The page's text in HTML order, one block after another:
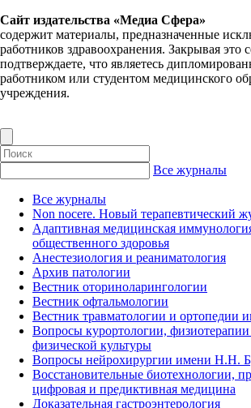
Сайт издательства «Медиа Сфера»
содержит материалы, предназначенные
работников здравоохранения. Закрывая
подтверждаете, что являетесь
работником или студентом медицинского
учреждения.
Все журналы
Все журналы
Non nocere. Новый терапевтический
Адаптивная медицинская
общественного здоровья
Анестезиология и реаниматология
Архив патологии
Вестник оториноларингологии
Вестник офтальмологии
Вестник травматологии и ортопедии
Вопросы курортологии,
физической культуры
Вопросы нейрохирургии имени Н.Н.
Восстановительные биотехнологии,
цифровая и предиктивная медицина
Доказательная гастроэнтерология